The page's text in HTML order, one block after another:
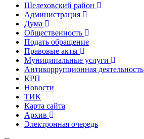
Шелеховский район
Администрация
Дума
Общественность
Подать обращение
Правовые акты
Муниципальные услуги
Антикоррупционная деятельность
КРП
Новости
ТИК
Карта сайта
Архив
Электронная очередь